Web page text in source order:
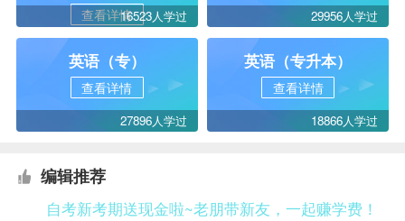
查看详情16523人学过 29956人学过
英语（专）
查看详情
27896人学过
英语（专升本）
查看详情
18866人学过
编辑推荐
自考新考期送现金啦~老朋带新友，一起赚学费！